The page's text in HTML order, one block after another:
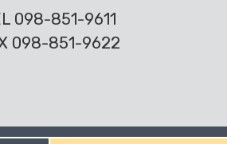
098-851-9611
098-851-9622